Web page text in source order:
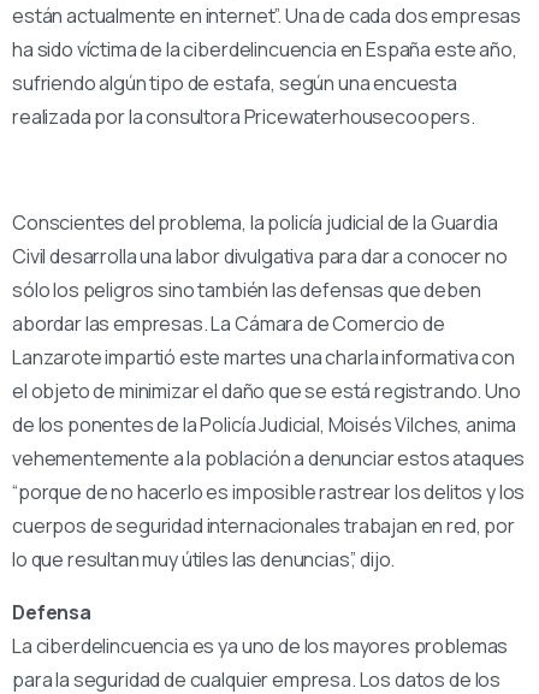
están actualmente en internet”. Una de cada dos empresas
ha sido víctima de la ciberdelincuencia en España este año,
sufriendo algún tipo de estafa, según una encuesta
realizada por la consultora Pricewaterhousecoopers.
Conscientes del problema, la policía judicial de la Guardia
Civil desarrolla una labor divulgativa para dar a conocer no
sólo los peligros sino también las defensas que deben
abordar las empresas. La Cámara de Comercio de
Lanzarote impartió este martes una charla informativa con
el objeto de minimizar el daño que se está registrando. Uno
de los ponentes de la Policía Judicial, Moisés Vilches, anima
vehementemente a la población a denunciar estos ataques
“porque de no hacerlo es imposible rastrear los delitos y los
cuerpos de seguridad internacionales trabajan en red, por
lo que resultan muy útiles las denuncias”, dijo.
Defensa
La ciberdelincuencia es ya uno de los mayores problemas
para la seguridad de cualquier empresa. Los datos de los